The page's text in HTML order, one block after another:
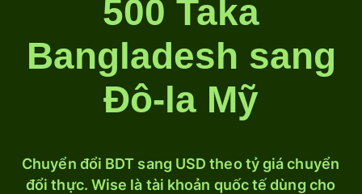
500 Taka
Bangladesh sang
Đô-la Mỹ
Chuyển đổi BDT sang USD theo tỷ giá chuyển
đổi thực. Wise là tài khoản quốc tế dùng cho